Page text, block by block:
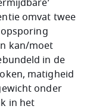
omvat twee
kan/moet
in de
matigheid
onder
in het